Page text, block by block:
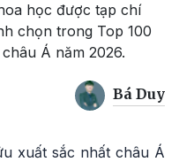
học được tạp chí
chọn trong Top 100
Á năm 2026.
Bá Duy
xuất sắc nhất châu Á